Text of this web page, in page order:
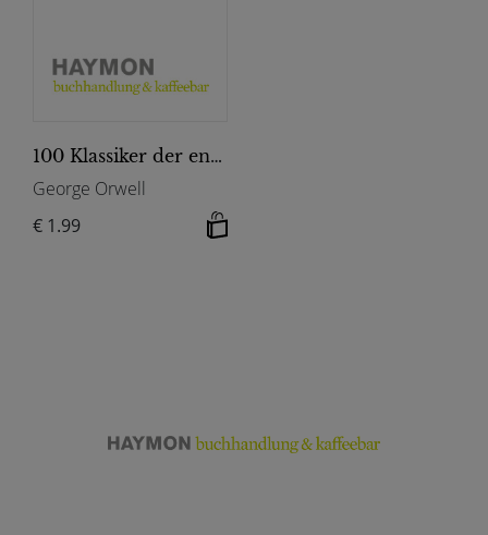
100 Klassiker der englischen Literatur
George Orwell
€ 1.99